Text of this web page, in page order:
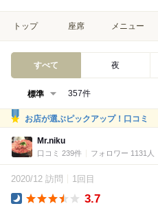
トップ 座席 メニュー
すべて 夜
357件
お店が選ぶピックアップ！口コミ
Mr.niku
口コミ 239件 フォロワー 1131人
2020/12 訪問 1回目
3.7